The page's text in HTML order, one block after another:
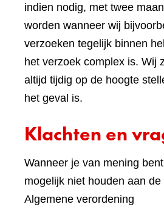
indien nodig, met twee
worden wanneer wij
verzoeken tegelijk binnen
het verzoek complex is. Wij
altijd tijdig op de hoogte
het geval is.
Klachten en
Wanneer je van mening
mogelijk niet houden aan
Algemene verordening